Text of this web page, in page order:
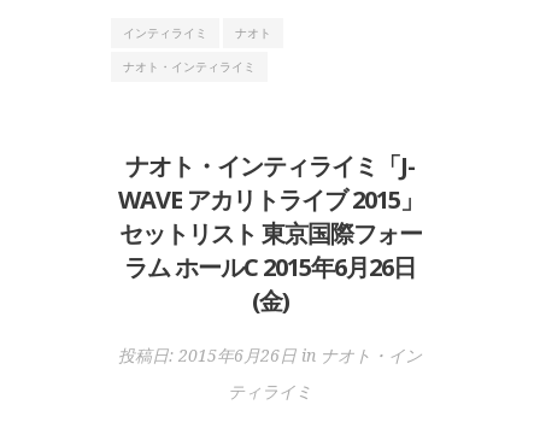
インティライミ
ナオト
ナオト・インティライミ
ナオト・インティライミ「J-
WAVE アカリトライブ 2015」
セットリスト 東京国際フォー
ラム ホールC 2015年6月26日
(金)
投稿日: 2015年6月26日 in ナオト・イン
ティライミ